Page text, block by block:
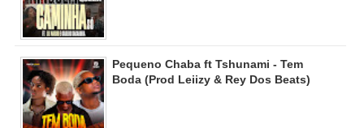
Pequeno Chaba ft Tshunami - Tem
Boda (Prod Leiizy & Rey Dos Beats)